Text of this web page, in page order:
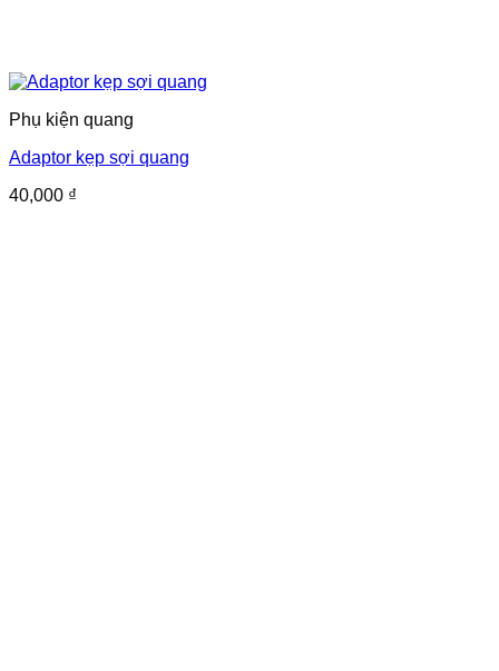
Phụ kiện quang
Adaptor kẹp sợi quang
40,000 ₫